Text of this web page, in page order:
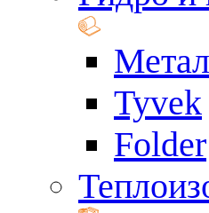
Tyvek
Folder